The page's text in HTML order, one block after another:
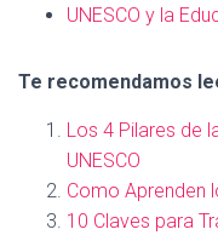
UNESCO y la
Te recomendamos
Los 4 Pilares de
UNESCO
Como Aprenden
10 Claves para